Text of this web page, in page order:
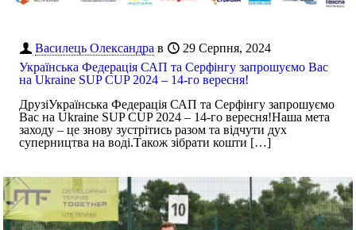
Василець Олександра в
29 Серпня, 2024
Українська Федерація САП та Серфінгу запрошуємо Вас
на Ukraine SUP CUP 2024 – 14-го вересня!
ДрузіУкраїнська Федерація САП та Серфінгу запрошуємо
Вас на Ukraine SUP CUP 2024 – 14-го вересня!Наша мета
заходу – це знову зустрітись разом та відчути дух
суперництва на воді.Також зібрати кошти […]